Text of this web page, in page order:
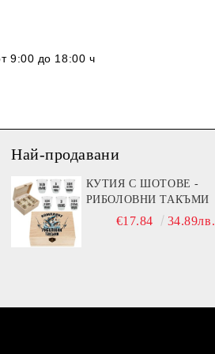
9:00 до 18:00 ч
Витамин B (Beer)
€13.90 27.19лв.
Най-продавани
КУТИЯ С ШОТОВЕ -
РИБОЛОВНИ ТАКЪМИ
€17.84 34.89лв.